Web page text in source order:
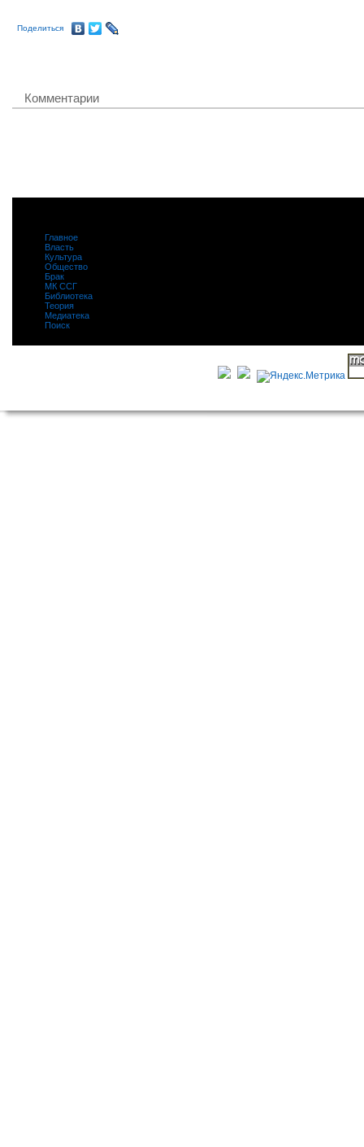
Поделиться
Комментарии
Главное
Власть
Культура
Общество
Брак
МК ССГ
Библиотека
Теория
Медиатека
Поиск